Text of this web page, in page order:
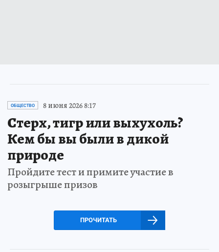
ОБЩЕСТВО 8 июня 2026 8:17
Стерх, тигр или выхухоль?
Кем бы вы были в дикой
природе
Пройдите тест и примите участие в
розыгрыше призов
ПРОЧИТАТЬ